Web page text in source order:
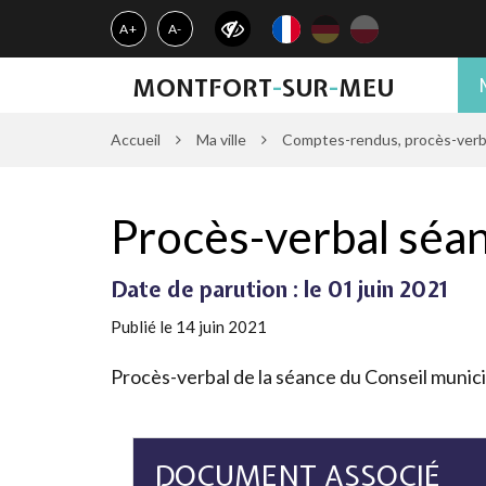
Gestion des traceurs
A+ A-
MONTFORT-SUR-MEU
Accueil Ma ville Comptes-rendus, procès-
Procès-verbal
Date de parution : le 01 juin 2021
Publié le 14 juin 2021
Procès-verbal de la séance du Conseil
DOCUMENT ASSOCIÉ